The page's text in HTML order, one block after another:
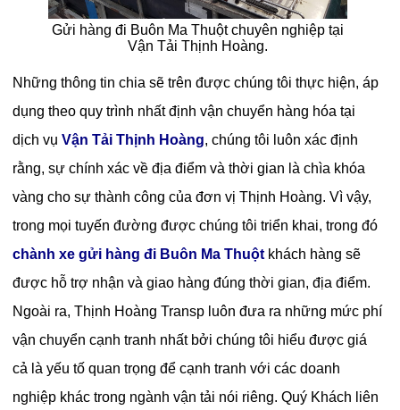
Gửi hàng đi Buôn Ma Thuột chuyên nghiệp tại
Vận Tải Thịnh Hoàng.
Những thông tin chia sẽ trên được chúng tôi thực hiện, áp
dụng theo quy trình nhất định vận chuyển hàng hóa tại
dịch vụVận Tải Thịnh Hoàng, chúng tôi luôn xác định
rằng, sự chính xác về địa điểm và thời gian là chìa khóa
vàng cho sự thành công của đơn vị Thịnh Hoàng. Vì vậy,
trong mọi tuyến đường được chúng tôi triển khai, trong đó
chành xe gửi hàng đi Buôn Ma Thuột khách hàng sẽ
được hỗ trợ nhận và giao hàng đúng thời gian, địa điểm.
Ngoài ra, Thịnh Hoàng Transp luôn đưa ra những mức phí
vận chuyển cạnh tranh nhất bởi chúng tôi hiểu được giá
cả là yếu tố quan trọng để cạnh tranh với các doanh
nghiệp khác trong ngành vận tải nói riêng. Quý Khách liên